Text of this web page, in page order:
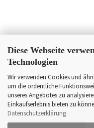
Diese Webseite
Technologien
Wir verwenden Cookies und
um die ordentliche
unseres Angebotes zu
Einkaufserlebnis bieten zu
Datenschutzerklärung.
Impressum